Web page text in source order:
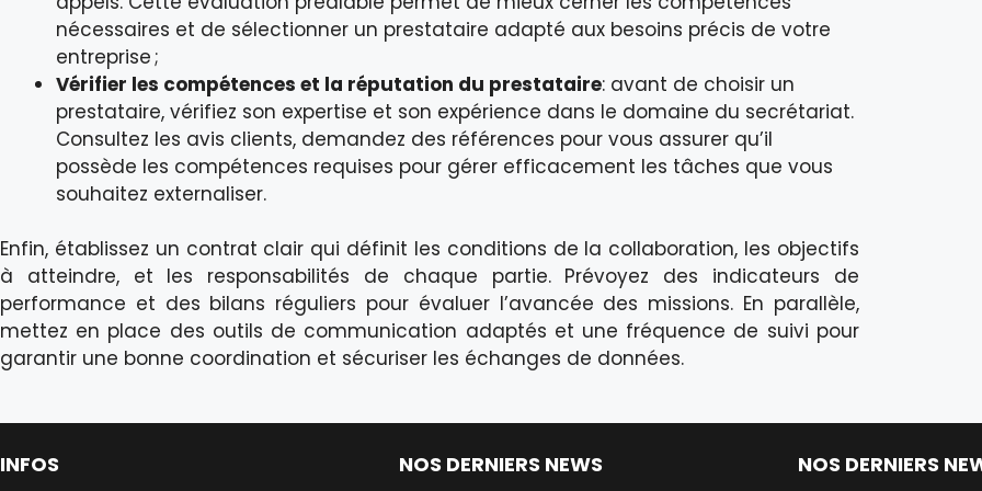
nécessaires et de sélectionner un prestataire adapté aux besoins précis de votre
entreprise ;
Vérifier les compétences et la réputation du prestataire: avant de choisir un
prestataire, vérifiez son expertise et son expérience dans le domaine du secrétariat.
Consultez les avis clients, demandez des références pour vous assurer qu’il
possède les compétences requises pour gérer efficacement les tâches que vous
souhaitez externaliser.
Enfin, établissez un contrat clair qui définit les conditions de la collaboration, les objectifs
à atteindre, et les responsabilités de chaque partie. Prévoyez des indicateurs de
performance et des bilans réguliers pour évaluer l’avancée des missions. En parallèle,
mettez en place des outils de communication adaptés et une fréquence de suivi pour
garantir une bonne coordination et sécuriser les échanges de données.
INFOS NOS DERNIERS NEWS NOS DERNIERS